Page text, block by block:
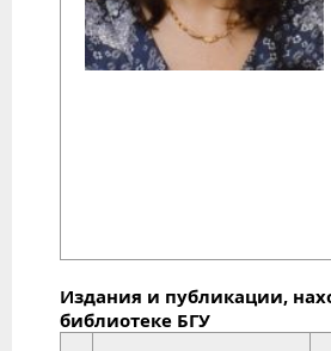
Издания и публикации,
библиотеке БГУ